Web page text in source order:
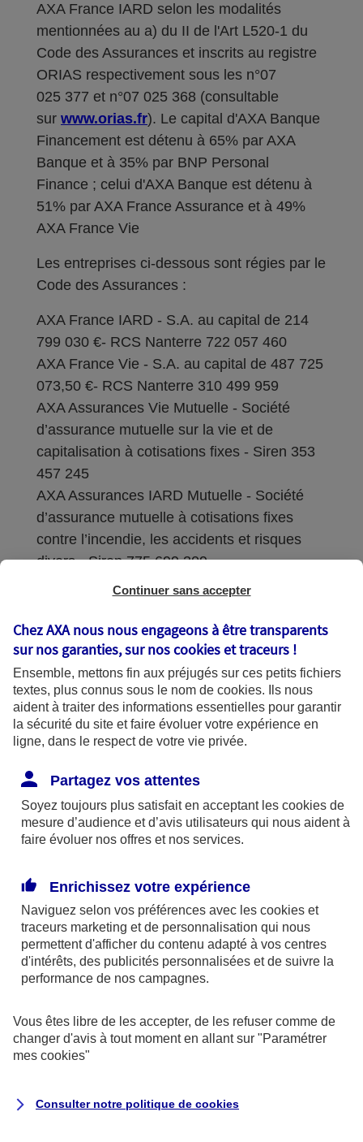
AXA France IARD selon les modalités
mentionnées au a) du II de l'Art L520-1 du
Code des Assurances et inscrits au registre
ORIAS respectivement sous les n°07
025 377 et n°07 025 368 (consultable
sur www.orias.fr). Le capital d'AXA Banque
Financement est détenu à 65% par AXA
Banque et à 35% par BNP Personal
Finance ; celui d'AXA Banque est détenu à
51% par AXA France Assurance et à 49%
AXA France Vie
Les entreprises ci-dessous sont régies par le
Code des Assurances :
AXA France IARD - S.A. au capital de 214
799 030 €- RCS Nanterre 722 057 460
AXA France Vie - S.A. au capital de 487 725
073,50 €- RCS Nanterre 310 499 959
AXA Assurances Vie Mutuelle - Société
d’assurance mutuelle sur la vie et de
capitalisation à cotisations fixes - Siren 353
457 245
AXA Assurances IARD Mutuelle - Société
d’assurance mutuelle à cotisations fixes
contre l’incendie, les accidents et risques
divers - Siren 775 699 309
Sièges sociaux : 313 Terrasses de l’Arche –
Coordonnées de l'Autorité de contrôle
prudentiel et de résolution (ACPR) : - 4
Place de Budapest - CS 92459 - 75436
Paris Cedex 09. Le détail des procédures de
recours et de réclamation et les
disponibles sur le site axa.fr.
AXA France IARD et AXA France Vie sont
mandataires exclusifs en opérations de
246 et n°13 005 764 (consultable
surwww.orias.fr)
AXA Assistance France Assurances,
S.A au capital de 51 429 430,40 €,
Siège social :
8-10, rue Paul Vaillant Couturier
Continuer sans accepter
Chez AXA nous nous engageons à être transparents
sur nos garanties, sur noscookies et traceurs !
Ensemble, mettons fin aux préjugés sur ces petits fichiers
textes, plus connus sous le nom de cookies. Ils nous
aident à traiter des informations essentielles pour garantir
la sécurité du site et faire évoluer votre expérience en
ligne, dans le respect de votre vie privée.
Partagez vos attentes
Soyez toujours plus satisfait en acceptant les cookies de
mesure d’audience et d’avis utilisateurs qui nous aident à
faire évoluer nos offres et nos services.
Enrichissez votre expérience
Naviguez selon vos préférences avec les cookies et
traceurs marketing et de personnalisation qui nous
permettent d'afficher du contenu adapté à vos centres
d'intérêts, des publicités personnalisées et de suivre la
performance de nos campagnes.
Vous êtes libre de les accepter, de les refuser comme de
changer d'avis à tout moment en allant sur "Paramétrer
mes cookies"
Consulter notre politique de cookies